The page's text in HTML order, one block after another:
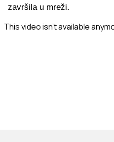
završila u mreži.